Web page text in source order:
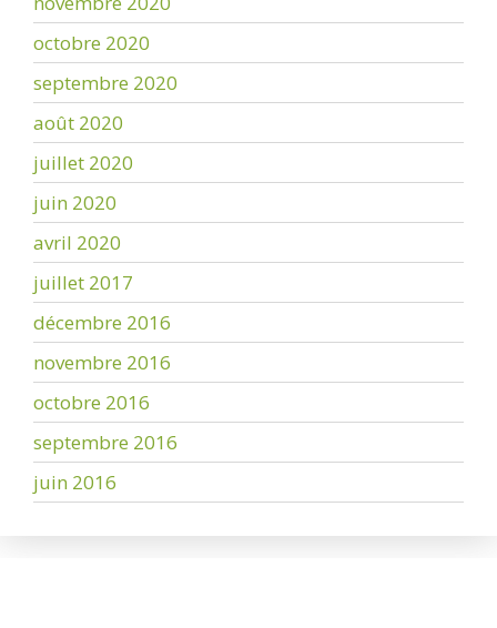
octobre 2020
septembre 2020
août 2020
juillet 2020
juin 2020
avril 2020
juillet 2017
décembre 2016
novembre 2016
octobre 2016
septembre 2016
juin 2016